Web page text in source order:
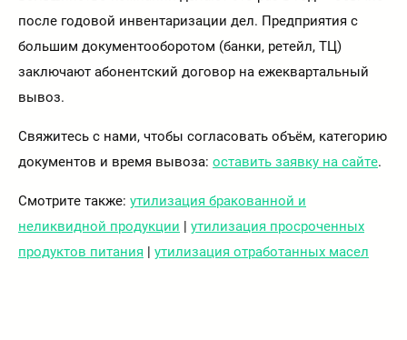
после годовой инвентаризации дел. Предприятия с
большим документооборотом (банки, ретейл, ТЦ)
заключают абонентский договор на ежеквартальный
вывоз.
Свяжитесь с нами, чтобы согласовать объём, категорию
документов и время вывоза: оставить заявку на сайте.
Смотрите также: утилизация бракованной и
неликвидной продукции | утилизация просроченных
продуктов питания | утилизация отработанных масел